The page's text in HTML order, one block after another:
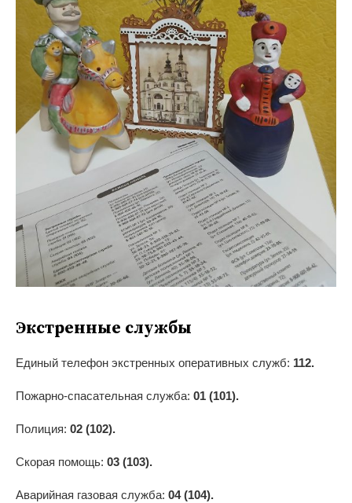
Экстренные службы
Единый телефон экстренных оперативных служб: 112.
Пожарно-спасательная служба: 01 (101).
Полиция: 02 (102).
Скорая помощь: 03 (103).
Аварийная газовая служба: 04 (104).